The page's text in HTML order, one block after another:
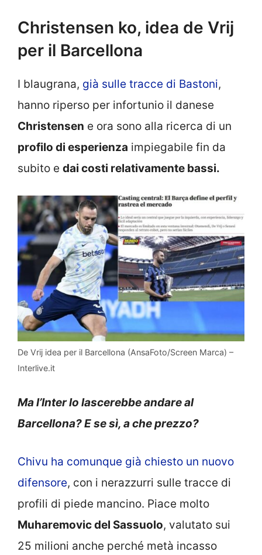
Christensen ko, idea de Vrij
per il Barcellona
I blaugrana, già sulle tracce di Bastoni,
hanno riperso per infortunio il danese
Christensen e ora sono alla ricerca di un
profilo di esperienza impiegabile fin da
subito e dai costi relativamente bassi.
De Vrij idea per il Barcellona (AnsaFoto/Screen Marca) –
Interlive.it
Ma l’Inter lo lascerebbe andare al
Barcellona? E se sì, a che prezzo?
Chivu ha comunque già chiesto un nuovo
difensore, con i nerazzurri sulle tracce di
profili di piede mancino. Piace molto
Muharemovic del Sassuolo, valutato sui
25 milioni anche perché metà incasso